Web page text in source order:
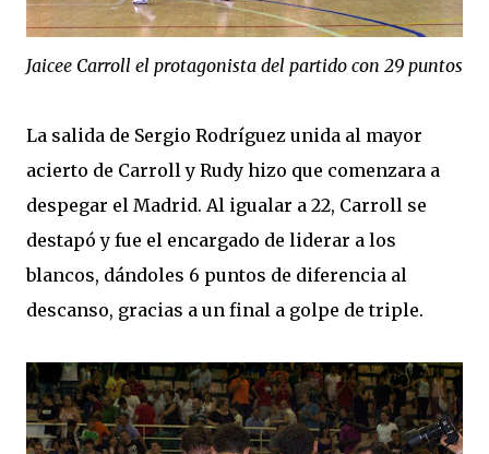
Jaicee Carroll el protagonista del partido con 29 puntos
La salida de Sergio Rodríguez unida al mayor
acierto de Carroll y Rudy hizo que comenzara a
despegar el Madrid. Al igualar a 22, Carroll se
destapó y fue el encargado de liderar a los
blancos, dándoles 6 puntos de diferencia al
descanso, gracias a un final a golpe de triple.